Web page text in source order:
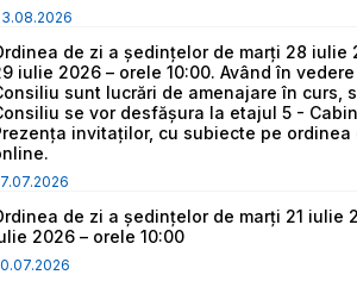
de zi a ședințelor de marți 28 iulie
iulie 2026 – orele 10:00. Având în
sunt lucrări de amenajare în curs,
se vor desfășura la etajul 5 -
invitaților, cu subiecte pe
de zi a ședințelor de marți 21 iulie
2026 – orele 10:00